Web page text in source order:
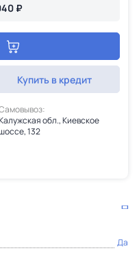
₽
Купить в кредит
обл., Киевское
132
Да